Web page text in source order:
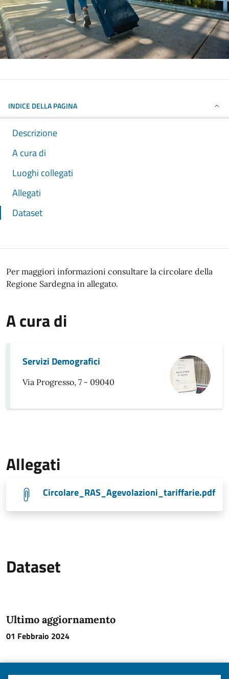
INDICE DELLA PAGINA
Descrizione
A cura di
Luoghi collegati
Allegati
Dataset
Per maggiori informazioni consultare la circolare della
Regione Sardegna in allegato.
A cura di
Servizi Demografici
Via Progresso, 7 - 09040
Allegati
Circolare_RAS_Agevolazioni_tariffarie.pdf
Dataset
Ultimo aggiornamento
01 Febbraio 2024